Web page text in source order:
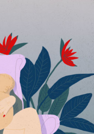
Posted On 2015/08/25